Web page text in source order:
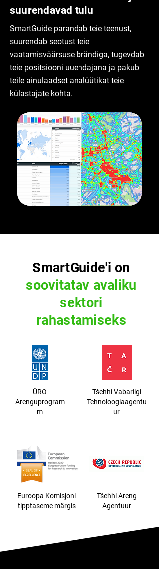
suurendavad tulu
SmartGuide parandab teie teenust,
suurendab seotust teie
vaatamisväärsuse brändiga, tugevdab
teie positsiooni uuendajana ja pakub
teile ainulaadset analüütikat teie
külastajate kohta.
SmartGuide'i on
soovitatav avaliku
sektori
rahastamiseks
ÜRO
Arenguprogram
m
Euroopa Komisjoni
tipptaseme märgis
Tšehhi Vabariigi
Tehnoloogiaagentu
ur
Tšehhi Areng
Agentuur